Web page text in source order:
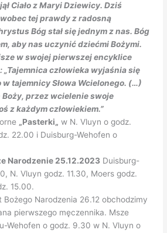
Ciało z Maryi Dziewicy. Dziś
tej prawdy z radosną
Bóg stał się jednym z nas. Bóg
aby nas uczynić dziećmi Bożymi.
w swojej pierwszej encyklice
„Tajemnica człowieka wyjaśnia się
tajemnicy Słowa Wcielonego. (…)
Boży, przez wcielenie swoje
z każdym człowiekiem.”
„Pasterki„ w N. Vluyn o godz.
22.00 i Duisburg-Wehofen o
Narodzenie 25.12.2023 Duisburg-
N. Vluyn godz. 11.30, Moers godz.
15.00.
Bożego Narodzenia 26.12 obchodzimy
pierwszego męczennika. Msze
Wehofen o godz. 9.30 w N. Vluyn o